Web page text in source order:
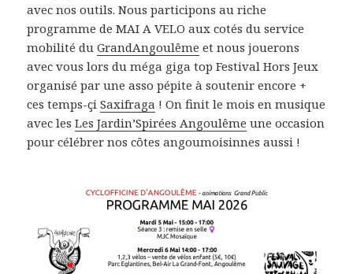
avec nos outils. Nous participons au riche
programme de MAI A VELO aux cotés du service
mobilité duGrandAngoulême et nous jouerons
avec vous lors du méga giga top Festival Hors Jeux
organisé par une asso pépite à soutenir encore +
ces temps-çiSaxifraga ! On finit le mois en musique
avec lesLes Jardin’Spirées Angoulême une occasion
pour célébrer nos côtes angoumoisinnes aussi !